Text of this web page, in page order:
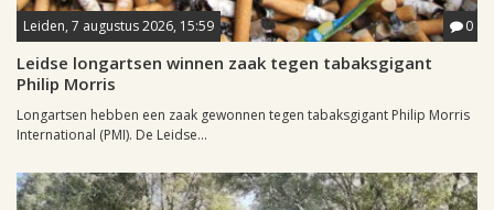
Leiden, 7 augustus 2026, 15:59 0
Leidse longartsen winnen zaak tegen tabaksgigant
Philip Morris
Longartsen hebben een zaak gewonnen tegen tabaksgigant Philip Morris
International (PMI). De Leidse...